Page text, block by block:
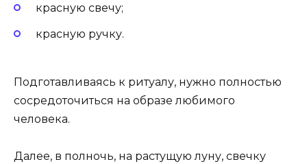
красную свечу;
красную ручку.
Подготавливаясь к ритуалу, нужно полностью
сосредоточиться на образе любимого
человека.
Далее, в полночь, на растущую луну, свечку